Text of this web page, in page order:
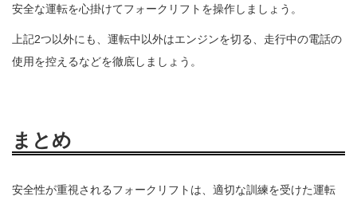
安全な運転を心掛けてフォークリフトを操作しましょう。
上記2つ以外にも、運転中以外はエンジンを切る、走行中の電話の
使用を控えるなどを徹底しましょう。
まとめ
安全性が重視されるフォークリフトは、適切な訓練を受けた運転